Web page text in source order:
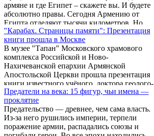
армяне и где Египет – скажете вы. И будете
абсолютно правы. Сегодня Армению от
Египта отделяют тысячи километров. Но
были времена…
"Карабах. Страницы памяти": Презентация
книги прошла в Москве
В музее "Тапан" Московского храмового
комплекса Российской и Ново-
Нахичеванской епархии Армянской
Апостольской Церкви прошла презентация
книги известного учёного, доктора геолого-
минералогических наук, бывшего министра
геологии СССР и общественного деятеля
Григория Аркадьевича Габриэлянца
"Карабах. Страницы памяти".
Предатели на века: 15 фигур, чьи имена —
проклятие
Предательство — древнее, чем сама власть.
Из-за него рушились империи, терпели
поражение армии, распадались союзы и